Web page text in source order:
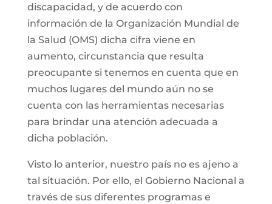
discapacidad, y de acuerdo con
información de la Organización Mundial de
la Salud (OMS) dicha cifra viene en
aumento, circunstancia que resulta
preocupante si tenemos en cuenta que en
muchos lugares del mundo aún no se
cuenta con las herramientas necesarias
para brindar una atención adecuada a
dicha población.
Visto lo anterior, nuestro país no es ajeno a
tal situación. Por ello, el Gobierno Nacional a
través de sus diferentes programas e